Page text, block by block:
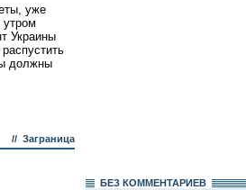
уже
утром
Украины
должны
// Заграница
БЕЗ КОМMЕНТАРИЕВ